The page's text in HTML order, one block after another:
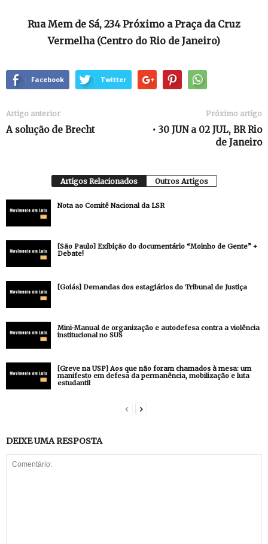
Rua Mem de Sá, 234 Próximo a Praça da Cruz
Vermelha (Centro do Rio de Janeiro)
Facebook Twitter
Artigo anterior
A solução de Brecht
Próximo artigo
• 30 JUN a 02 JUL, BR Rio
de Janeiro
Artigos Relacionados Outros Artigos
Nota ao Comitê Nacional da LSR
[São Paulo] Exibição do documentário “Moinho de Gente” +
Debate!
[Goiás] Demandas dos estagiários do Tribunal de Justiça
Mini-Manual de organização e autodefesa contra a violência
institucional no SUS
[Greve na USP] Aos que não foram chamados à mesa: um
manifesto em defesa da permanência, mobilização e luta
estudantil
DEIXE UMA RESPOSTA